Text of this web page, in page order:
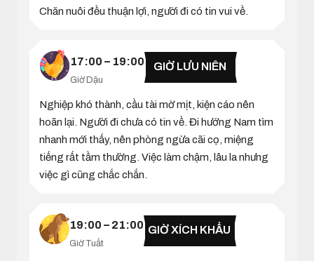
Chăn nuôi đều thuận lợi, người đi có tin vui về.
17:00 – 19:00
Giờ Dậu
GIỜ LƯU NIÊN
Nghiệp khó thành, cầu tài mờ mịt, kiện cáo nên
hoãn lại. Người đi chưa có tin về. Đi hướng Nam tìm
nhanh mới thấy, nên phòng ngừa cãi cọ, miệng
tiếng rất tầm thường. Việc làm chậm, lâu la nhưng
việc gì cũng chắc chắn.
19:00 – 21:00
Giờ Tuất
GIỜ XÍCH KHẨU